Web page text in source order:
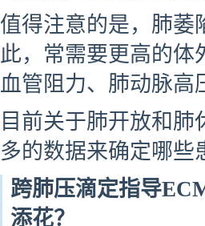
值得注意的是，肺萎
此，常需要更高的
血管阻力、肺动脉高
目前关于肺开放和
多的数据来确定哪些
跨肺压滴定指导
添花？